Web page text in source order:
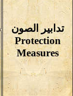
تدابير الصون
Protection
Measures